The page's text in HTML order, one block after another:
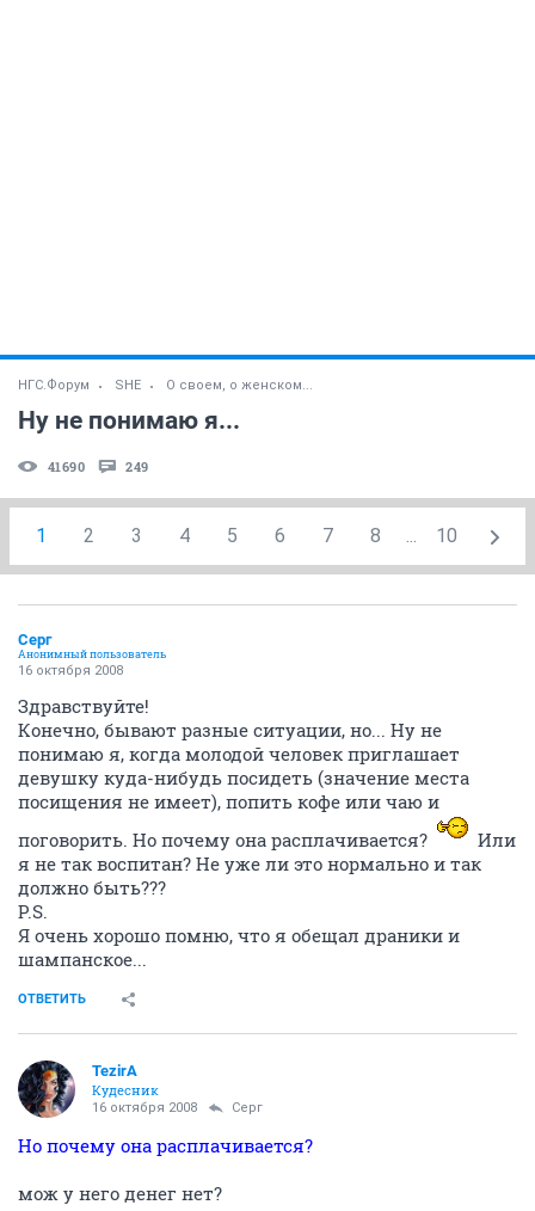
НГС.Форум SHE О своем, о женском...
Ну не понимаю я...
41690 249
1 2 3 4 5 6 7 8 ... 10
Серг
Анонимный пользователь
16 октября 2008
Здравствуйте!
Конечно, бывают разные ситуации, но... Ну не
понимаю я, когда молодой человек приглашает
девушку куда-нибудь посидеть (значение места
посищения не имеет), попить кофе или чаю и
поговорить. Но почему она расплачивается?
Или
я не так воспитан? Не уже ли это нормально и так
должно быть???
P.S.
Я очень хорошо помню, что я обещал драники и
шампанское...
ОТВЕТИТЬ
TezirA
Кудесник
16 октября 2008 Серг
Но почему она расплачивается?
мож у него денег нет?